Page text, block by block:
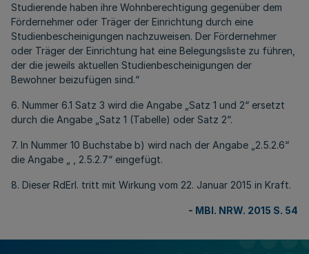
Studierende haben ihre Wohnberechtigung gegenüber dem
Fördernehmer oder Träger der Einrichtung durch eine
Studienbescheinigungen nachzuweisen. Der Fördernehmer
oder Träger der Einrichtung hat eine Belegungsliste zu führen,
der die jeweils aktuellen Studienbescheinigungen der
Bewohner beizufügen sind.“
6. Nummer 6.1 Satz 3 wird die Angabe „Satz 1 und 2“ ersetzt
durch die Angabe „Satz 1 (Tabelle) oder Satz 2“.
7. In Nummer 10 Buchstabe b) wird nach der Angabe „2.5.2.6“
die Angabe „ , 2.5.2.7“ eingefügt.
8. Dieser RdErl. tritt mit Wirkung vom 22. Januar 2015 in Kraft.
- MBl. NRW. 2015 S. 54